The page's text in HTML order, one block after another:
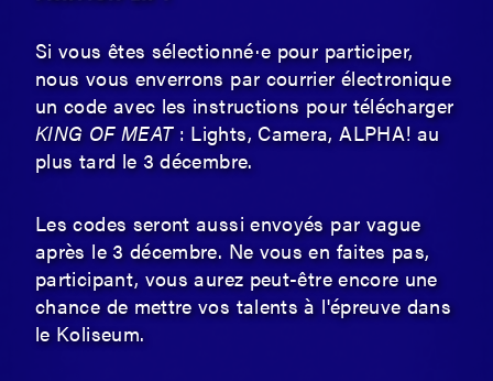
Si vous êtes sélectionné·e pour participer,
nous vous enverrons par courrier électronique
un code avec les instructions pour télécharger
KING OF MEAT: Lights, Camera, ALPHA! au
plus tard le 3 décembre.
Les codes seront aussi envoyés par vague
après le 3 décembre. Ne vous en faites pas,
participant, vous aurez peut-être encore une
chance de mettre vos talents à l'épreuve dans
le Koliseum.